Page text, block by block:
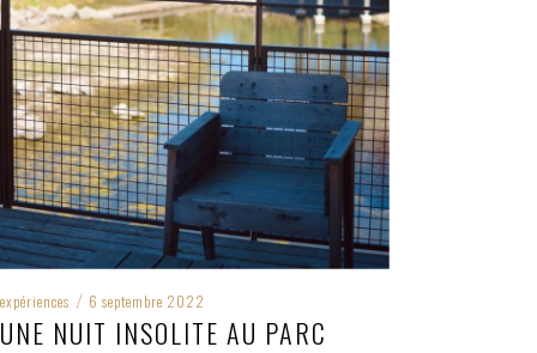
expériences / 6 septembre 2022
UNE NUIT INSOLITE AU PARC